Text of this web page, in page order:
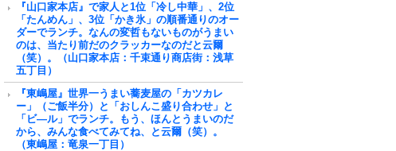
『山口家本店』で家人と1位「冷し中華」、2位
「たんめん」、3位「かき氷」の順番通りのオー
ダーでランチ。なんの変哲もないものがうまい
のは、当たり前だのクラッカーなのだと云爾
（笑）。（山口家本店：千束通り商店街：浅草
五丁目）
『東嶋屋』世界一うまい蕎麦屋の「カツカレ
ー」（ご飯半分）と「おしんこ盛り合わせ」と
「ビ―ル」でランチ。もう、ほんとうまいのだ
から、みんな食べてみてね、と云爾（笑）。
（東嶋屋：竜泉一丁目）